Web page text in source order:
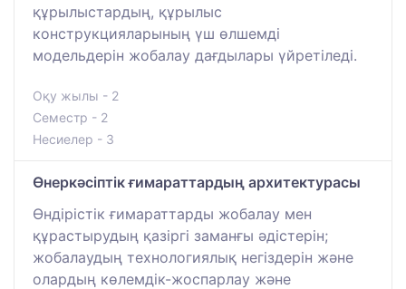
құрылыстардың, құрылыс
конструкцияларының үш өлшемді
модельдерін жобалау дағдылары үйретіледі.
Оқу жылы - 2
Семестр - 2
Несиелер - 3
Өнеркәсіптік ғимараттардың архитектурасы
Өндірістік ғимараттарды жобалау мен
құрастырудың қазіргі заманғы әдістерін;
жобалаудың технологиялық негіздерін және
олардың көлемдік-жоспарлау және